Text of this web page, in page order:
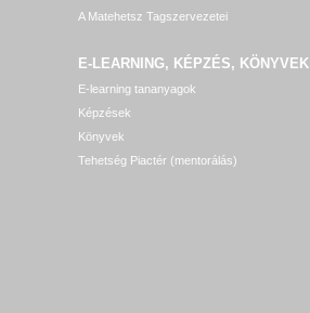
A Matehetsz Tagszervezetei
E-LEARNING, KÉPZÉS, KÖNYVEK
E-learning tananyagok
Képzések
Könyvek
Tehetség Piactér (mentorálás)